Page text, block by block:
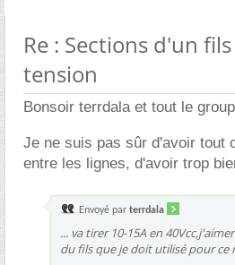
Re : Sections d'un
tension
Bonsoir terrdala et tout le
Je ne suis pas sûr d'avoir tout
entre les lignes, d'avoir trop
Envoyé par terrdala
... va tirer 10-15A en
du fils que je doit utilisé pour ce